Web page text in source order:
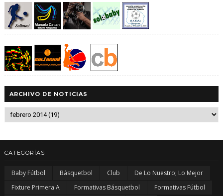
ARCHIVO DE NOTICIAS
CATEGORÍAS
Baby Fútbol Básquetbol Club
De Lo Nuestro; Lo Mejor
Fixture Primera A
Formativas Básquetbol
Formativas Fútbol